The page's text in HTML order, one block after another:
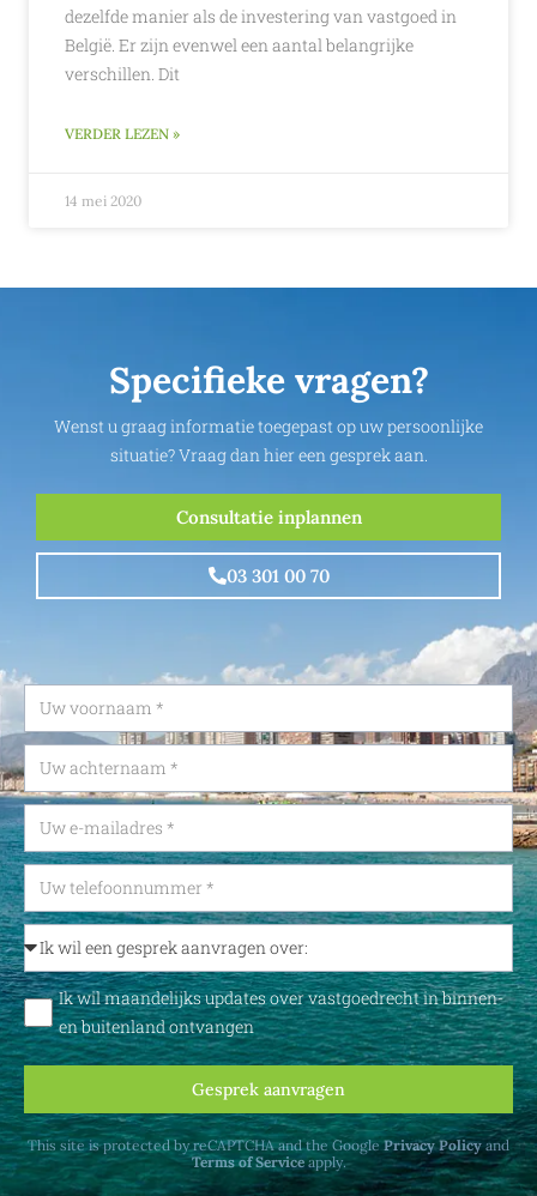
dezelfde manier als de investering van vastgoed in
België. Er zijn evenwel een aantal belangrijke
verschillen. Dit
VERDER LEZEN »
14 mei 2020
Specifieke vragen?
Wenst u graag informatie toegepast op uw persoonlijke
situatie? Vraag dan hier een gesprek aan.
Consultatie inplannen
03 301 00 70
Ik wil maandelijks updates over vastgoedrecht in binnen-
en buitenland ontvangen
Gesprek aanvragen
This site is protected by reCAPTCHA and the GooglePrivacy Policyand
Terms of Serviceapply.